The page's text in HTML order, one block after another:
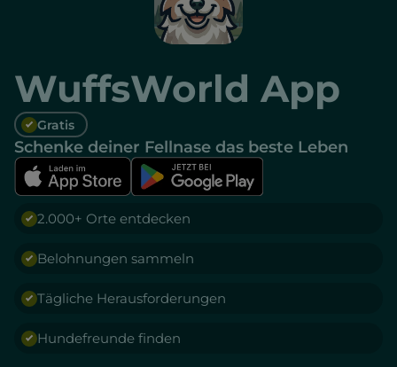
WuffsWorld App
Gratis
Schenke deiner Fellnase das beste Leben
2.000+ Orte entdecken
Belohnungen sammeln
Tägliche Herausforderungen
Hundefreunde finden